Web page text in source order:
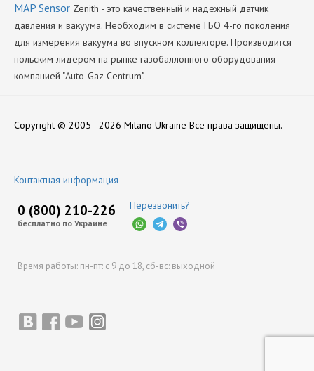
MAP Sensor Zenith - это качественный и надежный датчик
давления и вакуума. Необходим в системе ГБО 4-го поколения
для измерения вакуума во впускном коллекторе. Производится
польским лидером на рынке газобаллонного оборудования
компанией "Auto-Gaz Centrum".
Copyright © 2005 - 2026 Milano Ukraine Все права защищены.
Контактная информация
0 (800) 210-226
бесплатно по Украине
Перезвонить?
Время работы: пн-пт: с 9 до 18, сб-вс: выходной